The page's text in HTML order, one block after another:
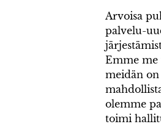
Arvoisa
palvelu-
Emme me
meidän
olemme
toimi